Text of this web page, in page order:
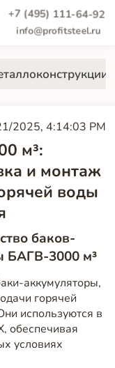
+7 (495) 111-64-92
info@profitsteel.ru
2025, 4:14:03 PM
м³:
и монтаж
воды
баков-
БАГВ-3000 м³
аккумуляторы,
горячей
используются в
обеспечивая
условиях